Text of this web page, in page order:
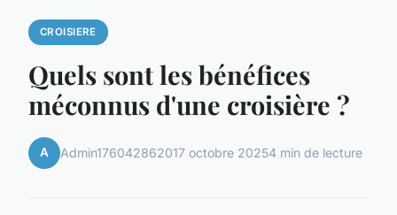
CROISIERE
Quels sont les bénéfices
méconnus d'une croisière ?
A Admin176042862017 octobre 20254 min de lecture